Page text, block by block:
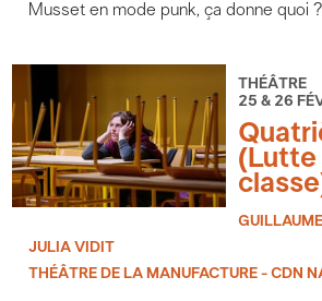
Musset en mode punk, ça donne quoi ?
THÉÂTRE
25 & 26
(Lutte
JULIA VIDIT
THÉÂTRE DE LA MANUFACTURE - CDN